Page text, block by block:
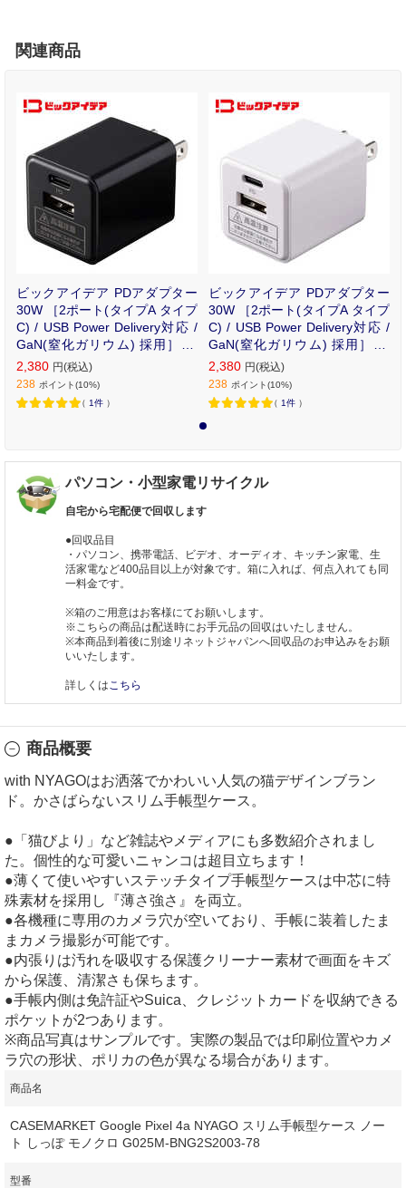
関連商品
ビックアイデア PDアダプター
30W ［2ポート(タイプA タイプ
C) / USB Power Delivery対応 /
GaN(窒化ガリウム) 採用］ ブ
ラック BIT-ACPD302AK
2,380 円(税込)
238 ポイント(10%)
（ 1件 ）
ビックアイデア PDアダプター
30W ［2ポート(タイプA タイプ
C) / USB Power Delivery対応 /
GaN(窒化ガリウム) 採用］ ホ
ワイト BIT-ACPD302AW
2,380 円(税込)
238 ポイント(10%)
（ 1件 ）
パソコン・小型家電リサイクル
自宅から宅配便で回収します
●回収品目
・パソコン、携帯電話、ビデオ、オーディオ、キッチン家電、生
活家電など400品目以上が対象です。箱に入れば、何点入れても同
一料金です。
※箱のご用意はお客様にてお願いします。
※こちらの商品は配送時にお手元品の回収はいたしません。
※本商品到着後に別途リネットジャパンへ回収品のお申込みをお願
いいたします。
詳しくはこちら
商品概要
with NYAGOはお洒落でかわいい人気の猫デザインブラン
ド。かさばらないスリム手帳型ケース。
●「猫びより」など雑誌やメディアにも多数紹介されまし
た。個性的な可愛いニャンコは超目立ちます！
●薄くて使いやすいステッチタイプ手帳型ケースは中芯に特
殊素材を採用し『薄さ強さ』を両立。
●各機種に専用のカメラ穴が空いており、手帳に装着したま
まカメラ撮影が可能です。
●内張りは汚れを吸収する保護クリーナー素材で画面をキズ
から保護、清潔さも保ちます。
●手帳内側は免許証やSuica、クレジットカードを収納できる
ポケットが2つあります。
※商品写真はサンプルです。実際の製品では印刷位置やカメ
ラ穴の形状、ポリカの色が異なる場合があります。
商品名
CASEMARKET Google Pixel 4a NYAGO スリム手帳型ケース ノー
ト しっぽ モノクロ G025M-BNG2S2003-78
型番